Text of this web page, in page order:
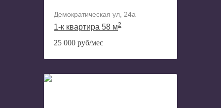
Демократическая ул, 24а
1-к квартира 58 м2
25 000 руб/мес